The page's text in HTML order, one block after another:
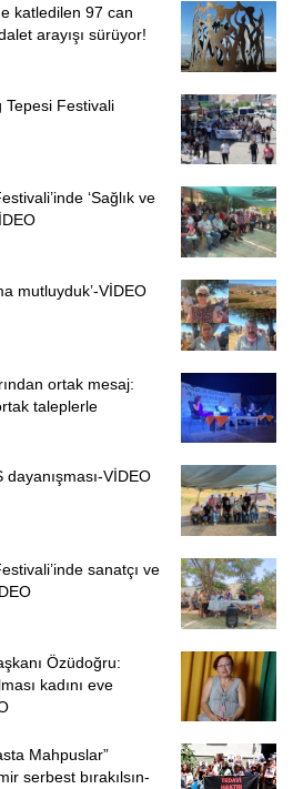
katledilen 97 can
arayışı sürüyor!
Tepesi Festivali
‘Sağlık ve
mutluyduk’-VİDEO
ortak mesaj:
taleplerle
dayanışması-VİDEO
sanatçı ve
Özüdoğru:
kadını eve
Mahpuslar”
serbest bırakılsın-